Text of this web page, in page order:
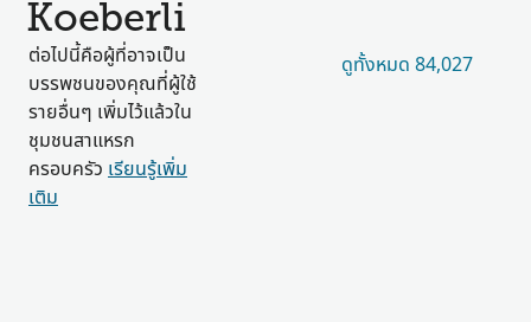
Koeberli
ต่อไปนี้คือผู้ที่อาจเป็น
บรรพชนของคุณที่ผู้ใช้
รายอื่นๆ เพิ่มไว้แล้วใน
ชุมชนสาแหรก
ครอบครัว เรียนรู้เพิ่ม
เติม
ดูทั้งหมด 84,027